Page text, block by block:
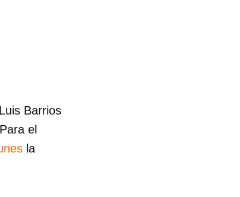
Barrios
el
la